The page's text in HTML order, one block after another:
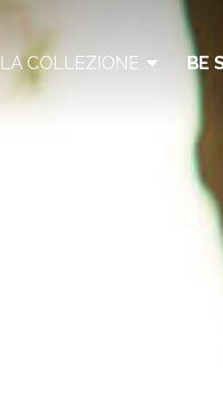
LA COLLEZIONE BE